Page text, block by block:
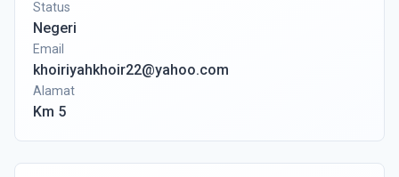
Status
Negeri
Email
khoiriyahkhoir22@yahoo.com
Alamat
Km 5